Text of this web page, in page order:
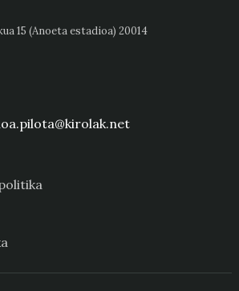
15 (Anoeta estadioa) 20014